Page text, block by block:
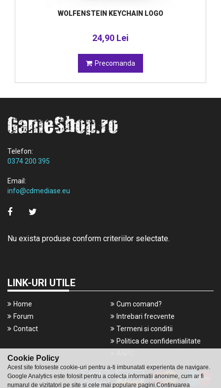
Cookie Policy
Acest site foloseste cookie-uri pentru a-ti imbunatati experienta de navigare.
Google Analytics este folosit pentru a colecta informatii anonime, cum ar fi
numarul de vizitatori pe site si cele mai populare pagini.Continuarea
WOLFENSTEIN KEYCHAIN LOGO
24,90 Lei
Precomanda
Telefon:
0374 200 395
Email:
info@cdmediase.eu
Nu exista produse conform criteriilor selectate.
LINK-URI UTILE
Home
Forum
Contact
Cum comand?
Intrebari frecvente
Termeni si conditii
Politica de confidentialitate